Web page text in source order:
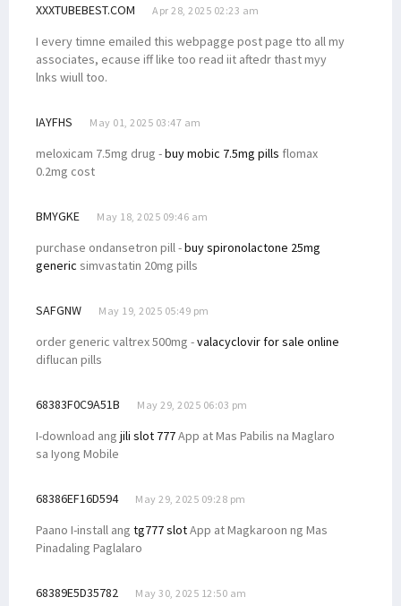
XXXTUBEBEST.COM Apr 28, 2025 02:23 am
I every timne emailed this webpagge post page tto all my
associates, ecause iff like too read iit aftedr thast myy
lnks wiull too.
IAYFHS May 01, 2025 03:47 am
meloxicam 7.5mg drug -buy mobic 7.5mg pills flomax
0.2mg cost
BMYGKE May 18, 2025 09:46 am
purchase ondansetron pill -buy spironolactone 25mg
generic simvastatin 20mg pills
SAFGNW May 19, 2025 05:49 pm
order generic valtrex 500mg -valacyclovir for sale online
diflucan pills
68383F0C9A51B May 29, 2025 06:03 pm
I-download ang jili slot 777App at Mas Pabilis na Maglaro
sa Iyong Mobile
68386EF16D594 May 29, 2025 09:28 pm
Paano I-install ang tg777 slotApp at Magkaroon ng Mas
Pinadaling Paglalaro
68389E5D35782 May 30, 2025 12:50 am